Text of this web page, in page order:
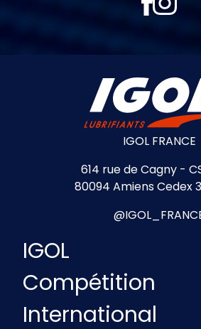
IGOL FRANCE
614 rue de Cagny -
80094 Amiens Cedex
IGOL
Compétition
International